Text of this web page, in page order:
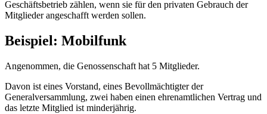
Geschäftsbetrieb zählen, wenn sie für den privaten Gebrauch der
Mitglieder angeschafft werden sollen.
Beispiel: Mobilfunk
Angenommen, die Genossenschaft hat 5 Mitglieder.
Davon ist eines Vorstand, eines Bevollmächtigter der
Generalversammlung, zwei haben einen ehrenamtlichen Vertrag und
das letzte Mitglied ist minderjährig.